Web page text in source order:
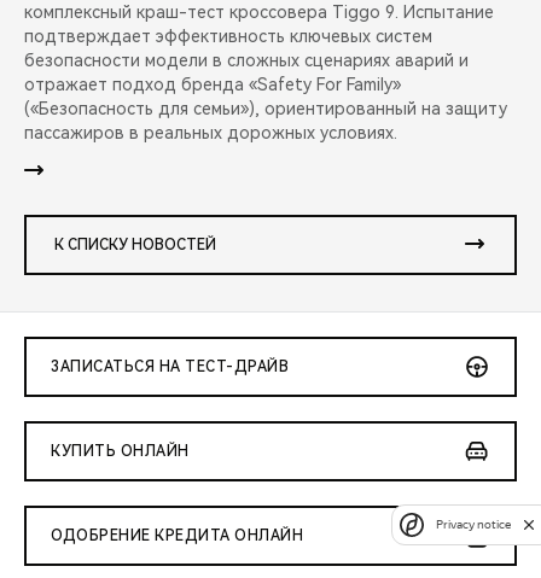
комплексный краш-тест кроссовера Tiggo 9. Испытание
подтверждает эффективность ключевых систем
безопасности модели в сложных сценариях аварий и
отражает подход бренда «Safety For Family»
(«Безопасность для семьи»), ориентированный на защиту
пассажиров в реальных дорожных условиях.
К СПИСКУ НОВОСТЕЙ
ЗАПИСАТЬСЯ НА ТЕСТ-ДРАЙВ
КУПИТЬ ОНЛАЙН
ОДОБРЕНИЕ КРЕДИТА ОНЛАЙН
Privacy notice